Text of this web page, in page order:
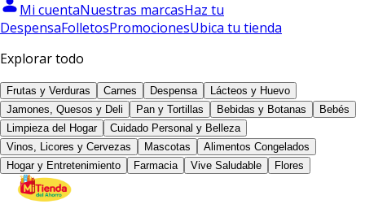
Mi cuentaNuestras marcasHaz tu
DespensaFolletosPromocionesUbica tu tienda
Explorar todo
Frutas y Verduras Carnes Despensa
Lácteos y Huevo
Jamones, Quesos y Deli
Pan y Tortillas Bebidas y Botanas
Bebés
Limpieza del Hogar
Cuidado Personal y Belleza
Vinos, Licores y Cervezas
Mascotas
Alimentos Congelados
Hogar y Entretenimiento
Farmacia Vive Saludable Flores